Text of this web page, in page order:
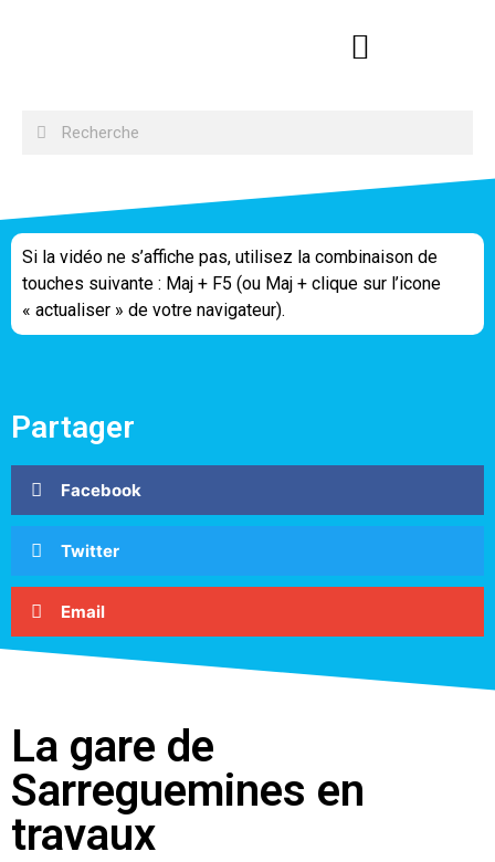
Si la vidéo ne s’affiche pas, utilisez la combinaison de
touches suivante : Maj + F5 (ou Maj + clique sur l’icone
« actualiser » de votre navigateur).
Partager
Facebook
Twitter
Email
La gare de
Sarreguemines en
travaux